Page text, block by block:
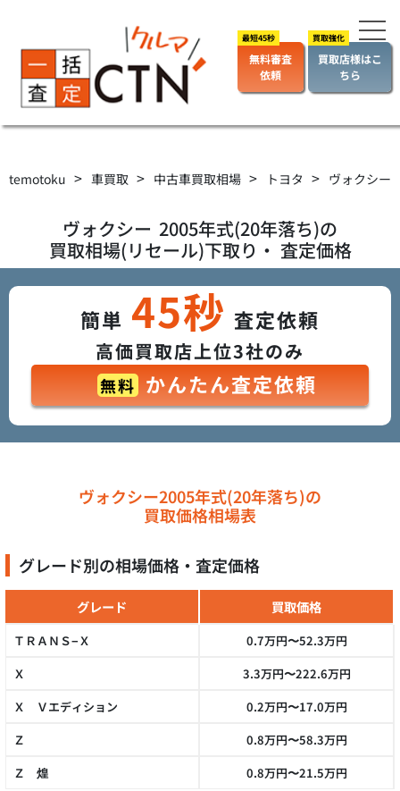
無料審査
依頼
買取店様はこ
ちら
temotoku > 車買取 > 中古車買取相場 > トヨタ > ヴォクシー
ヴォクシー 2005年式(20年落ち)の
買取相場(リセール)下取り・ 査定価格
簡単 45秒 査定依頼
高価買取店上位3社のみ
無料 かんたん査定依頼
ヴォクシー2005年式(20年落ち)の
買取価格相場表
グレード別の相場価格・査定価格
グレード 買取価格
ＴＲＡＮＳ−Ｘ
0.7万円〜52.3万円
Ｘ
3.3万円〜222.6万円
Ｘ Ｖエディション
0.2万円〜17.0万円
Ｚ
0.8万円〜58.3万円
Ｚ 煌
0.8万円〜21.5万円